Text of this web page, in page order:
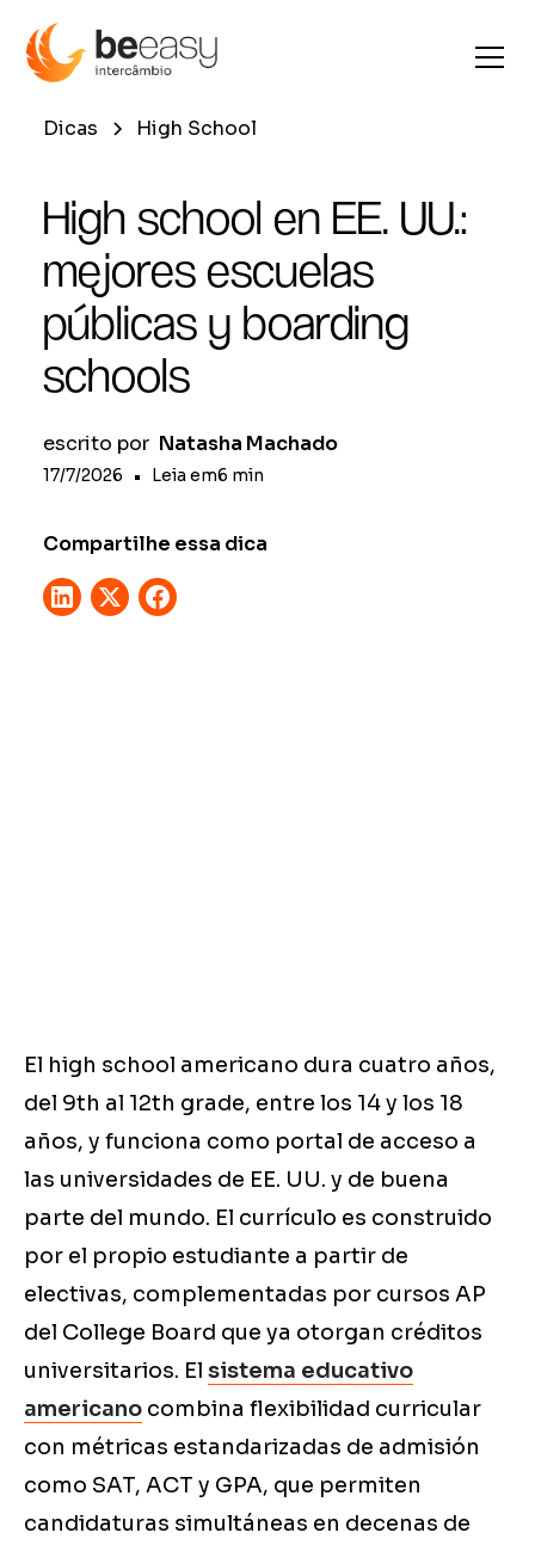
Dicas High School
High school en EE. UU.:
mejores escuelas
públicas y boarding
schools
escrito por Natasha Machado
17/7/2026 • Leia em6 min
Compartilhe essa dica
El high school americano dura cuatro años,
del 9th al 12th grade, entre los 14 y los 18
años, y funciona como portal de acceso a
las universidades de EE. UU. y de buena
parte del mundo. El currículo es construido
por el propio estudiante a partir de
electivas, complementadas por cursos AP
del College Board que ya otorgan créditos
universitarios. El sistema educativo
americano combina flexibilidad curricular
con métricas estandarizadas de admisión
como SAT, ACT y GPA, que permiten
candidaturas simultáneas en decenas de